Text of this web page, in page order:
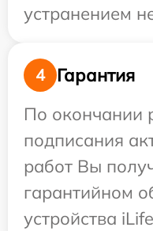
устранением
4
Гарантия
По окончании
подписания
работ Вы
гарантийном
устройства